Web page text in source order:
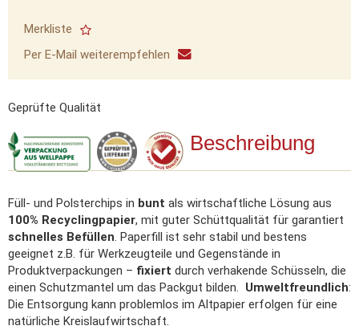
Merkliste
Per E-Mail weiterempfehlen
Geprüfte Qualität
Beschreibung
Füll- und Polsterchips in bunt als wirtschaftliche Lösung aus
100% Recyclingpapier, mit guter Schüttqualität für garantiert
schnelles Befüllen. Paperfill ist sehr stabil und bestens
geeignet z.B. für Werkzeugteile und Gegenstände in
Produktverpackungen – fixiert durch verhakende Schüsseln, die
einen Schutzmantel um das Packgut bilden. Umweltfreundlich:
Die Entsorgung kann problemlos im Altpapier erfolgen für eine
natürliche Kreislaufwirtschaft.